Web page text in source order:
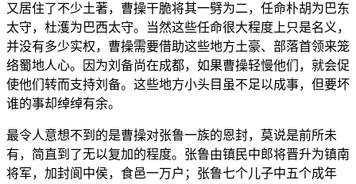
又居住了不少土著，曹操干脆将其一劈为二，任命朴胡为巴东
太守，杜濩为巴西太守。当然这些任命很大程度上只是名义，
并没有多少实权，曹操需要借助这些地方土豪、部落首领来笼
络蜀地人心。因为刘备尚在成都，如果曹操轻慢他们，就会促
使他们转而支持刘备。这些地方小头目虽不足以成事，但要坏
谁的事却绰绰有余。
最令人意想不到的是曹操对张鲁一族的恩封，莫说是前所未
有，简直到了无以复加的程度。张鲁由镇民中郎将晋升为镇南
将军，加封阆中侯，食邑一万户；张鲁七个儿子中五个成年